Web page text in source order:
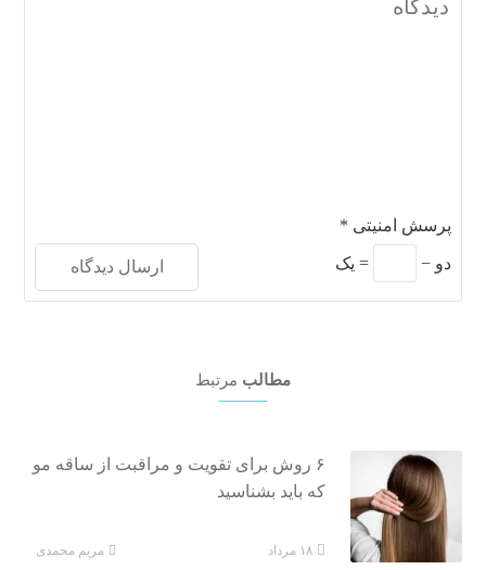
پرسش امنیتی *
دو −
= یک
مطالب مرتبط
۶ روش برای تقویت و مراقبت از ساقه مو
که باید بشناسید
۱۸ مرداد مریم محمدی